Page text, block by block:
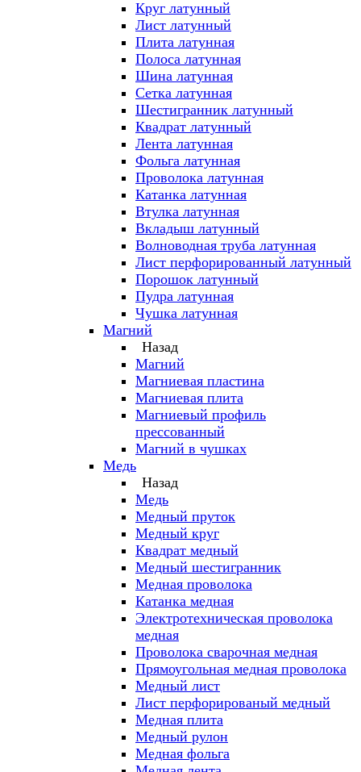
Круг латунный
Лист латунный
Плита латунная
Полоса латунная
Шина латунная
Сетка латунная
Шестигранник латунный
Квадрат латунный
Лента латунная
Фольга латунная
Проволока латунная
Катанка латунная
Втулка латунная
Вкладыш латунный
Волноводная труба латунная
Лист перфорированный латунный
Порошок латунный
Пудра латунная
Чушка латунная
Магний
Назад
Магний
Магниевая пластина
Магниевая плита
Магниевый профиль
прессованный
Магний в чушках
Медь
Назад
Медь
Медный пруток
Медный круг
Квадрат медный
Медный шестигранник
Медная проволока
Катанка медная
Электротехническая проволока
медная
Проволока сварочная медная
Прямоугольная медная проволока
Медный лист
Лист перфорированый медный
Медная плита
Медный рулон
Медная фольга